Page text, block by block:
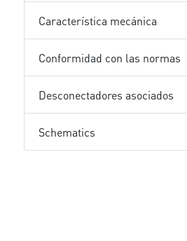
Característica mecánica
Conformidad con las normas
Desconectadores asociados
Schematics